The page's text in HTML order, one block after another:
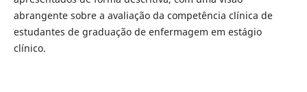
abrangente sobre a avaliação da competência clínica de
estudantes de graduação de enfermagem em estágio
clínico.